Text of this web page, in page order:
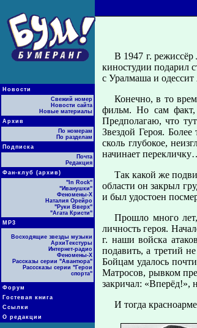
Новости
Свежий номер
Новости сайта
Новые материалы
Архив
По номерам
По разделам
Подписка
Почта
Редакция
Фан-клуб (архив)
"In Rock"
"Иванушки"
Феномены-Х
Наталия Орейро
"Руки Вверх"
"Агата Кристи"
МР3
Восходящие звезды музыки
АрхиТекстуры
Интернет-радио
Феномены-Х
Рассказы серии "Авантюра"
Расссказы серии "Герои
спорта"
Форум
Гостевая книга
Ссылки
О редакции
В 1947 г.
киностудии подарил
с Уралмаша и
Конечно, в то
фильм. Но сам факт,
Предполагаю, что
Звездой Героя.
сколь глубокое,
начинает
Так какой же
области он закрыл
и был удостоен
Прошло много
личность героя.
г. наши войска
подавить, а третий
Бойцам удалось
Матросов, рывком
закричал: «Вперёд!»,
И тогда